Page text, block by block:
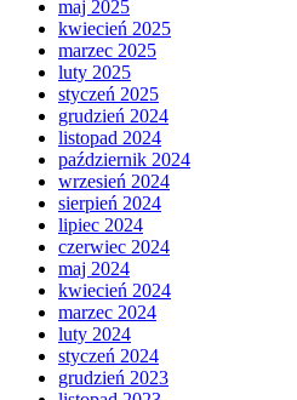
maj 2025
kwiecień 2025
marzec 2025
luty 2025
styczeń 2025
grudzień 2024
listopad 2024
październik 2024
wrzesień 2024
sierpień 2024
lipiec 2024
czerwiec 2024
maj 2024
kwiecień 2024
marzec 2024
luty 2024
styczeń 2024
grudzień 2023